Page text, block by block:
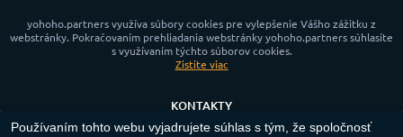
yohoho.partners využíva súbory cookies pre vylepšenie Vášho zážitku z
webstránky. Pokračovaním prehliadania webstránky yohoho.partners súhlasíte
s využívaním týchto súborov cookies.
Zistite viac
KONTAKTY
NOVINKY
Používaním tohto webu vyjadrujete súhlas s tým, že spoločnosť